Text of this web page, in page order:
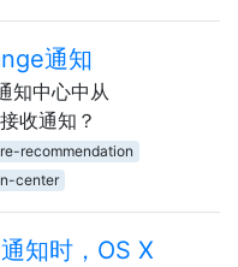
通知
知中心中从
收通知？
recommendation
center
知时，OS X